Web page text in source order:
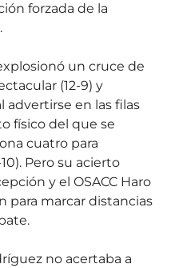
forzada de la
un cruce de
(12-9) y
advertirse en las filas
físico del que se
cuatro para
Pero su acierto
y el OSACC Haro
para marcar distancias
no acertaba a